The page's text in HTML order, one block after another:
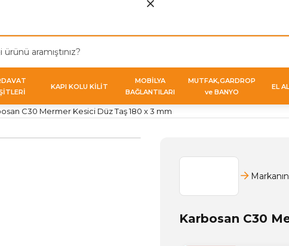
KAPI KOLU KİLİT
MOBİLYA
BAĞLANTILARI
MUTFAK,GARDROP
ve BANYO
EL
C30 Mermer Kesici Düz Taş 180 x 3 mm
Karbosan C30